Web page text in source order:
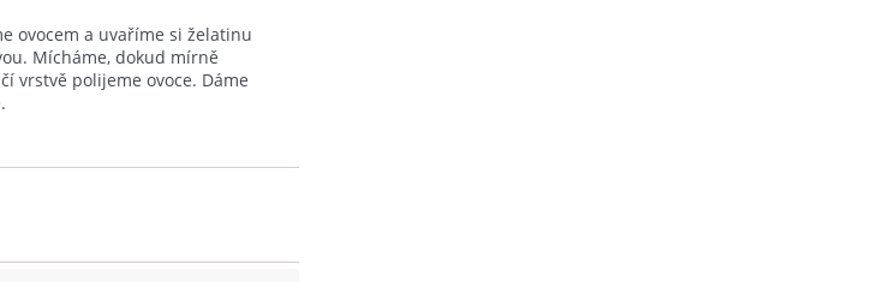
ovocem a uvaříme si želatinu
Mícháme, dokud mírně
vrstvě polijeme ovoce. Dáme